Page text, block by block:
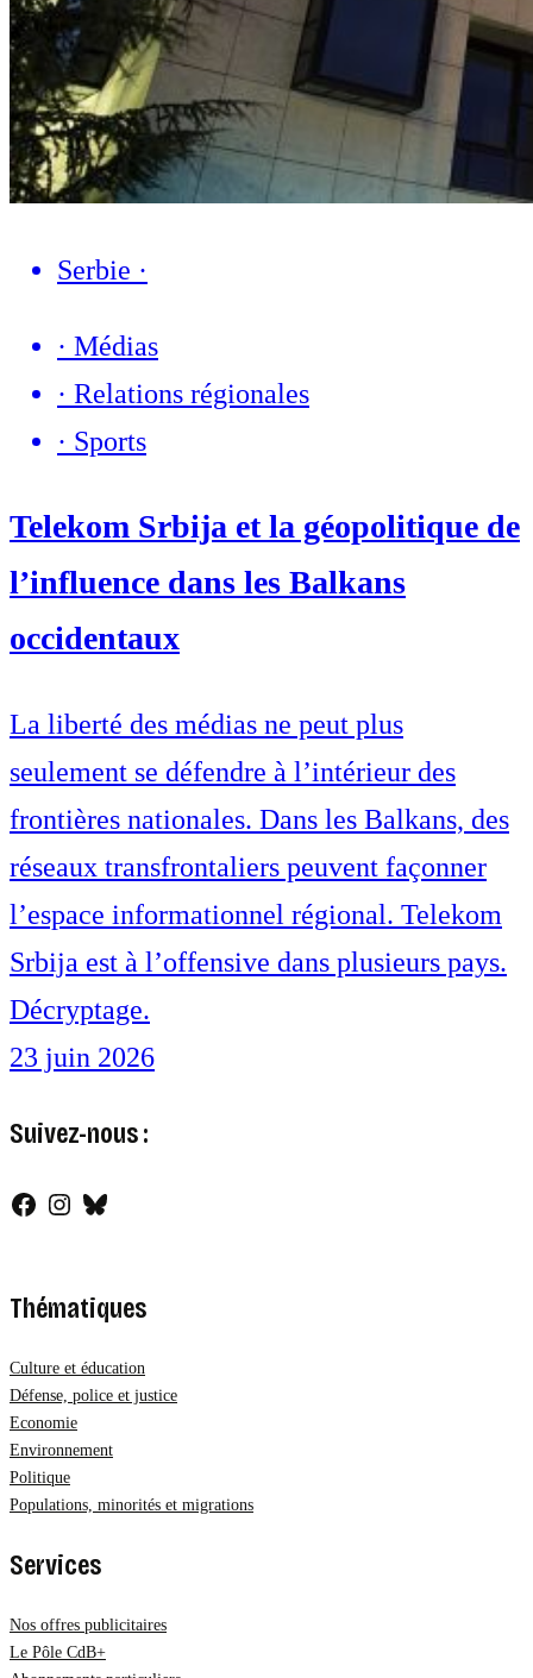
Serbie ·
· Médias
· Relations régionales
· Sports
Telekom Srbija et la géopolitique de
l’influence dans les Balkans
occidentaux
La liberté des médias ne peut plus
seulement se défendre à l’intérieur des
frontières nationales. Dans les Balkans, des
réseaux transfrontaliers peuvent façonner
l’espace informationnel régional. Telekom
Srbija est à l’offensive dans plusieurs pays.
Décryptage.
23 juin 2026
Suivez-nous :
Facebook
Instagram
Bluesky
Thématiques
Culture et éducation
Défense, police et justice
Economie
Environnement
Politique
Populations, minorités et migrations
Services
Nos offres publicitaires
Le Pôle CdB+